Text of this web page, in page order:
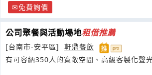
免費詢價
公司聚餐與活動場地租借推薦
[台南市-安平區]
軒鼎餐飲
有可容納350人的寬敞空間、高級客製化聲